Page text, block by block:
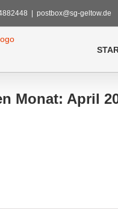
postbox@sg-geltow.de
Monat: April